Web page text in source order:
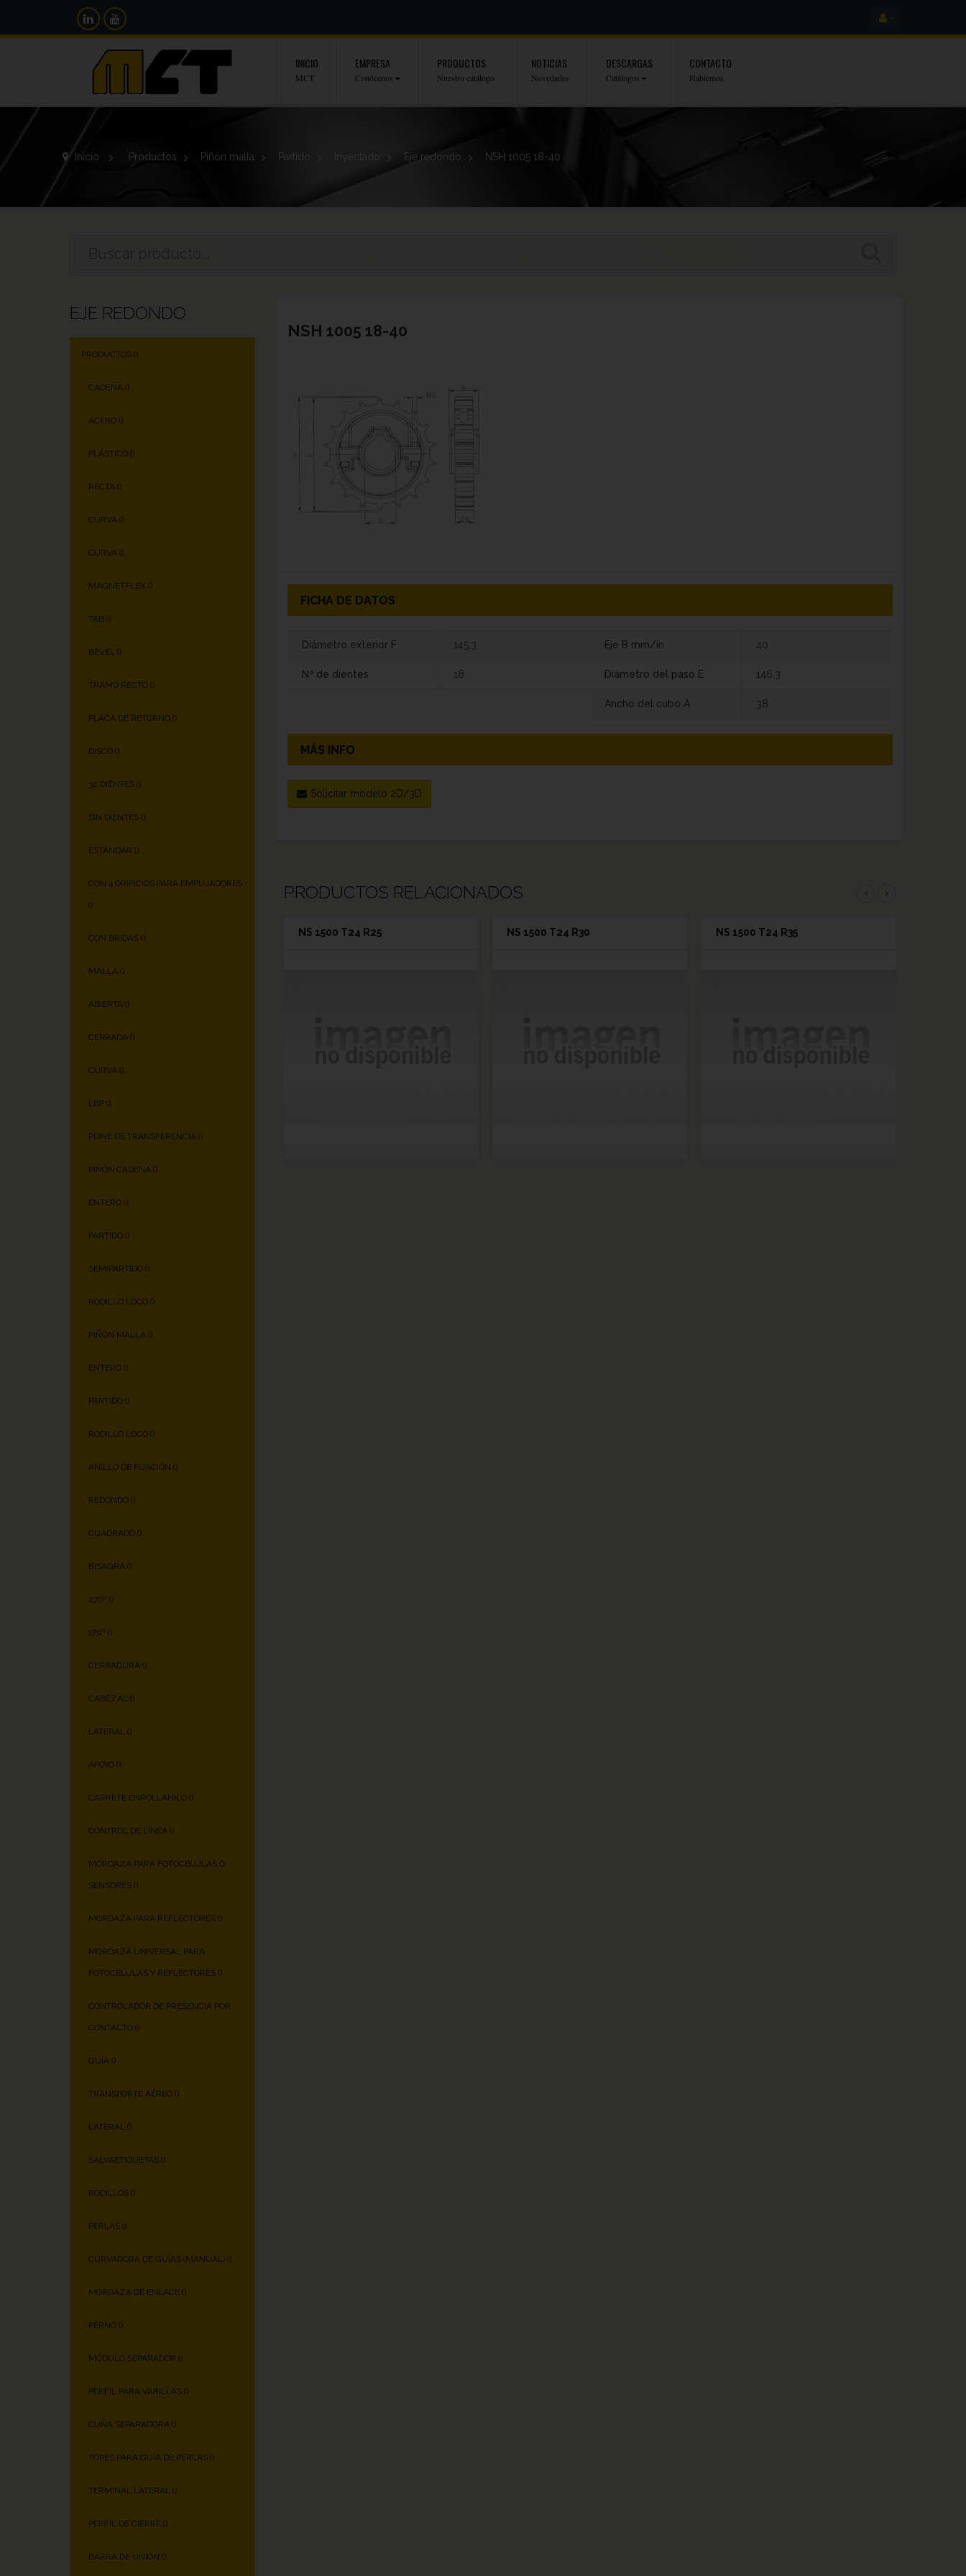
INICIO
MCT
EMPRESA
Conócenos
PRODUCTOS
Nuestro catálogo
NOTICIAS
Novedades
DESCARGAS
Catálogos
CONTACTO
Hablemos
Inicio > Productos > Piñón malla > Partido > Inyectado > Eje redondo > NSH 1005 18-40
EJE REDONDO
PRODUCTOS ()
CADENA ()
ACERO ()
PLÁSTICO ()
RECTA ()
CURVA ()
CURVA ()
MAGNETFLEX ()
TAB ()
BEVEL ()
TRAMO RECTO ()
PLACA DE RETORNO ()
DISCO ()
32 DIENTES ()
SIN DIENTES ()
ESTÁNDAR ()
CON 4 ORIFICIOS PARA EMPUJADORES
()
CON BRIDAS ()
MALLA ()
ABIERTA ()
CERRADA ()
CURVA ()
LBP ()
PEINE DE TRANSFERENCIA ()
PIÑÓN CADENA ()
ENTERO ()
PARTIDO ()
SEMIPARTIDO ()
RODILLO LOCO ()
PIÑÓN MALLA ()
ENTERO ()
PARTIDO ()
RODILLO LOCO ()
ANILLO DE FIJACIÓN ()
REDONDO ()
CUADRADO ()
BISAGRA ()
270º ()
170º ()
CERRADURA ()
CABEZAL ()
LATERAL ()
APOYO ()
CARRETE ENROLLAHILO ()
CONTROL DE LÍNEA ()
MORDAZA PARA FOTOCÉLULAS O
SENSORES ()
MORDAZA PARA REFLECTORES ()
MORDAZA UNIVERSAL PARA
FOTOCÉLULAS Y REFLECTORES ()
CONTROLADOR DE PRESENCIA POR
CONTACTO ()
GUÍA ()
TRANSPORTE AÉREO ()
LATERAL ()
SALVAETIQUETAS ()
RODILLOS ()
PERLAS ()
CURVADORA DE GUÍAS (MANUAL) ()
MORDAZA DE ENLACE ()
PERNO ()
MÓDULO SEPARADOR ()
PERFIL PARA VARILLAS ()
CUÑA SEPARADORA ()
TOPES PARA GUÍA DE PERLAS ()
TERMINAL LATERAL ()
PERFIL DE CIERRE ()
BARRA DE UNIÓN ()
NSH 1005 18-40
FICHA DE DATOS
Diámetro exterior F 145,3
Nº de dientes 18
Eje B mm/in 40
Diámetro del paso E 146,3
Ancho del cubo A 38
MÁS INFO
Solicitar modelo 2D/3D
PRODUCTOS RELACIONADOS ‹ ›
NS 1500 T24 R25 NS 1500 T24 R30 NS 1500 T24 R35